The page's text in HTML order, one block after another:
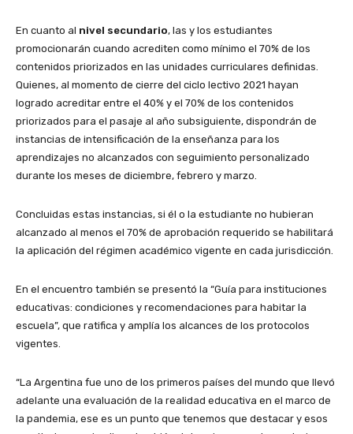
En cuanto al nivel secundario, las y los estudiantes
promocionarán cuando acrediten como mínimo el 70% de los
contenidos priorizados en las unidades curriculares definidas.
Quienes, al momento de cierre del ciclo lectivo 2021 hayan
logrado acreditar entre el 40% y el 70% de los contenidos
priorizados para el pasaje al año subsiguiente, dispondrán de
instancias de intensificación de la enseñanza para los
aprendizajes no alcanzados con seguimiento personalizado
durante los meses de diciembre, febrero y marzo.
Concluidas estas instancias, si él o la estudiante no hubieran
alcanzado al menos el 70% de aprobación requerido se habilitará
la aplicación del régimen académico vigente en cada jurisdicción.
En el encuentro también se presentó la “Guía para instituciones
educativas: condiciones y recomendaciones para habitar la
escuela”, que ratifica y amplía los alcances de los protocolos
vigentes.
“La Argentina fue uno de los primeros países del mundo que llevó
adelante una evaluación de la realidad educativa en el marco de
la pandemia, ese es un punto que tenemos que destacar y esos